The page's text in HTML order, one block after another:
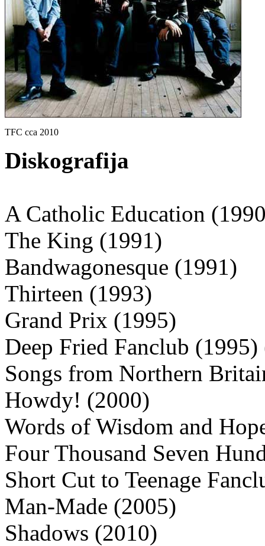
TFC cca 2010
Diskografija
A Catholic Education
The King (1991)
Bandwagonesque (1991)
Thirteen (1993)
Grand Prix (1995)
Deep Fried Fanclub
Songs from Northern
Howdy! (2000)
Words of Wisdom and
Four Thousand Seven
Short Cut to Teenage
Man-Made (2005)
Shadows (2010)